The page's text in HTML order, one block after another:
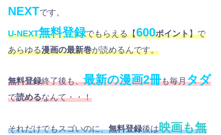
NEXTです。
U-NEXT無料登録でもらえる【600ポイント】で
あらゆる漫画の最新巻が読めるんです。
無料登録終了後も、最新の漫画2冊も毎月タダ
で読めるなんて・・！
それだけでもスゴいのに、無料登録後は映画も無